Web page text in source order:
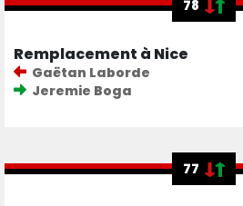
78
Remplacement à Nice
Gaëtan Laborde
Jeremie Boga
77